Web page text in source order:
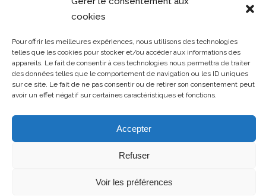
cookies
Pour offrir les meilleures expériences, nous utilisons des technologies
telles que les cookies pour stocker et/ou accéder aux informations des
appareils. Le fait de consentir à ces technologies nous permettra de traiter
des données telles que le comportement de navigation ou les ID uniques
sur ce site. Le fait de ne pas consentir ou de retirer son consentement peut
avoir un effet négatif sur certaines caractéristiques et fonctions.
Accepter
Refuser
Voir les préférences
nous à l'adresse courriel suivant : loi25@cprmv.org Pour en savoir
Tous droits réservés @2019 CPRMV
| Centre de prévention de la
radicalisation menant à la violence
(CPRMV)